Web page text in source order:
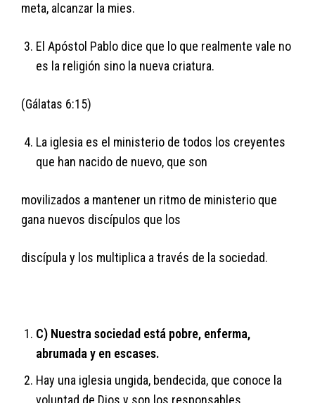
meta, alcanzar la mies.
El Apóstol Pablo dice que lo que realmente vale no
es la religión sino la nueva criatura.
(Gálatas 6:15)
La iglesia es el ministerio de todos los creyentes
que han nacido de nuevo, que son
movilizados a mantener un ritmo de ministerio que
gana nuevos discípulos que los
discípula y los multiplica a través de la sociedad.
C) Nuestra sociedad está pobre, enferma,
abrumada y en escases.
Hay una iglesia ungida, bendecida, que conoce la
voluntad de Dios y son los responsables